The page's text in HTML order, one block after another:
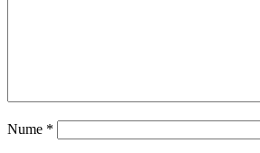
Nume *